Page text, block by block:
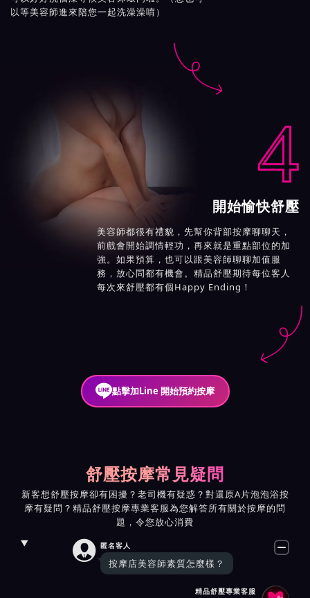
以等美容師進來陪您一起洗澡澡唷）

4
開始愉快舒壓
美容師都很有禮貌，先幫你背部按摩聊聊天，
前戲會開始調情輕功，再來就是重點部位的加
強。如果預算，也可以跟美容師聊聊加值服
務，放心問都有機會。精品舒壓期待每位客人
每次來舒壓都有個Happy Ending！
點擊加Line 開始預約按摩
舒壓按摩常見疑問
新客想舒壓按摩卻有困擾？老司機有疑惑？對還原A片泡泡浴按
摩有疑問？精品舒壓按摩專業客服為您解答所有關於按摩的問
題，令您放心消費
 匿名客人
按摩店美容師素質怎麼樣？
精品舒壓專業客服